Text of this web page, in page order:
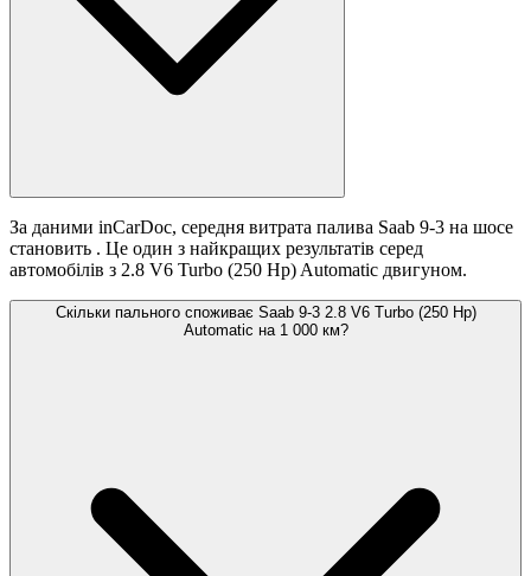
За даними inCarDoc, середня витрата палива Saab 9-3 на шосе
становить . Це один з найкращих результатів серед
автомобілів з 2.8 V6 Turbo (250 Hp) Automatic двигуном.
Скільки пального споживає Saab 9-3 2.8 V6 Turbo (250 Hp)
Automatic на 1 000 км?